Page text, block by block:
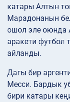
катары Алтын
Марадонанын
ошол эле оюнда
аракети футбол
айланды.
Дагы бир
Месси. Бардык
бири катары